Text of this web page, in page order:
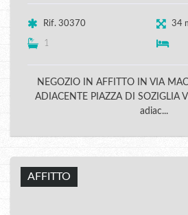
Rif. 30370 34
1
NEGOZIO IN AFFITTO IN VIA
ADIACENTE PIAZZA DI SOZIGLIA
adiac...
AFFITTO